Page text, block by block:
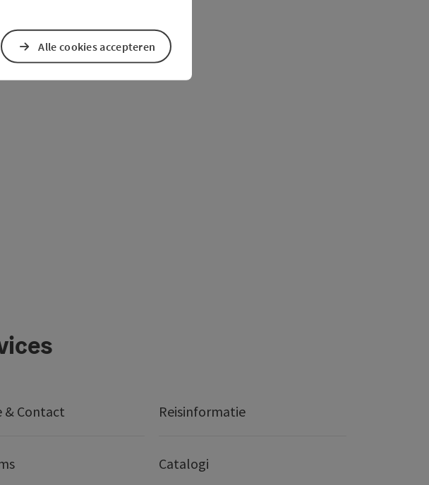
& Contact Reisinformatie
Catalogi
Alle cookies accepteren